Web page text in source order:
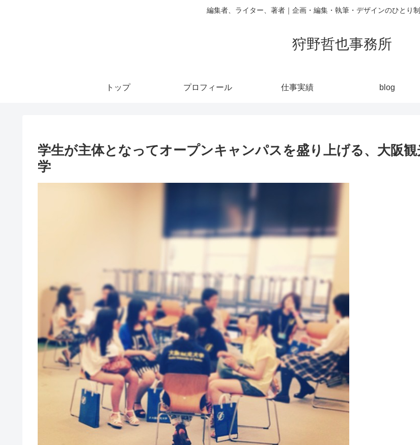
編集者、ライター、著者｜企画・編集・執筆・デザインのひとり
狩野哲也事務所
トップ プロフィール 仕事実績 blog
学生が主体となってオープンキャンパスを盛り上げる、大阪観
学